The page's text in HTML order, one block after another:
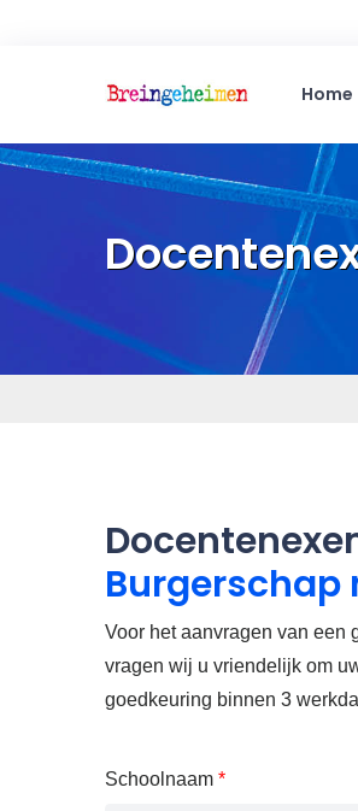
Home
Burgerschap
Voor het aanvragen van een
vragen wij u vriendelijk om
goedkeuring binnen 3
Schoolnaam *